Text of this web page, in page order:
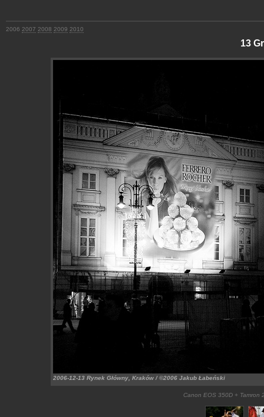
2006 2007 2008 2009 2010
13
2006-12-13 Rynek Główny, Kraków / ©2006 Jakub Łabeński
Canon EOS 350D + Tamron